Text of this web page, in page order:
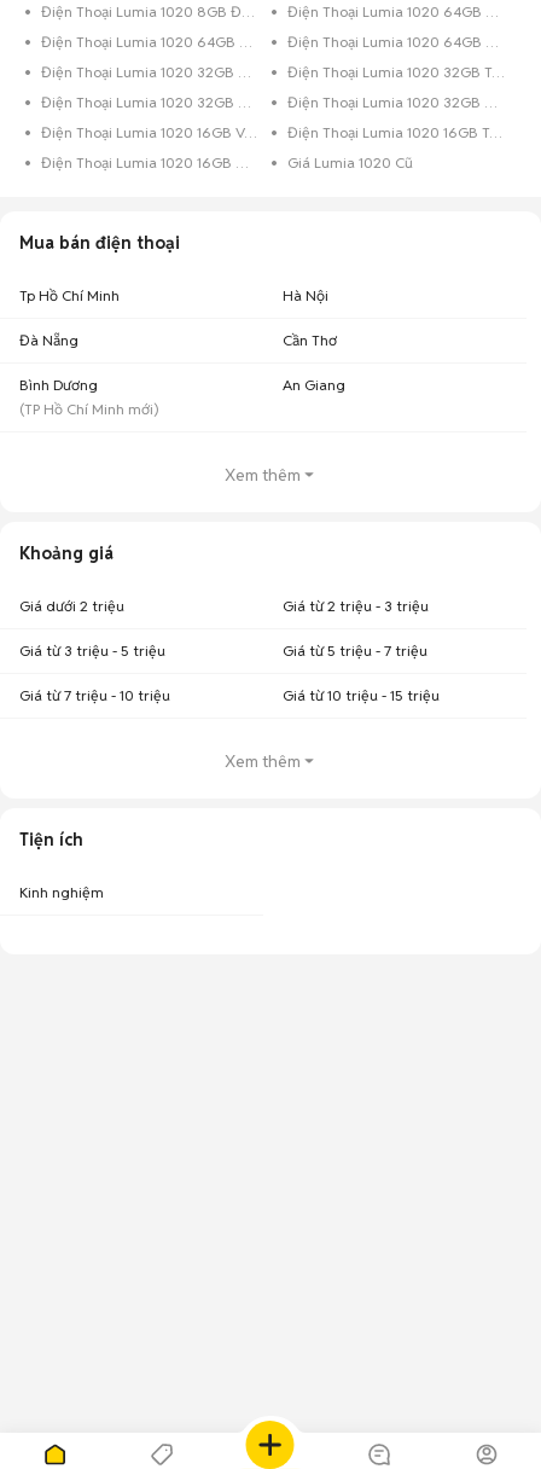
Điện Thoại Lumia 1020 8GB Đen
Điện Thoại Lumia 1020 64GB Xanh Dương
Điện Thoại Lumia 1020 64GB Đen Bóng
Điện Thoại Lumia 1020 64GB Đen
Điện Thoại Lumia 1020 32GB Vàng
Điện Thoại Lumia 1020 32GB Trắng
Điện Thoại Lumia 1020 32GB Đen Bóng
Điện Thoại Lumia 1020 32GB Đen
Điện Thoại Lumia 1020 16GB Vàng
Điện Thoại Lumia 1020 16GB Trắng
Điện Thoại Lumia 1020 16GB Đen
Giá Lumia 1020 Cũ
Mua bán điện thoại
Tp Hồ Chí Minh Hà Nội
Đà Nẵng Cần Thơ
Bình Dương
(TP Hồ Chí Minh mới)
An Giang
Xem thêm
Khoảng giá
Giá dưới 2 triệu Giá từ 2 triệu - 3 triệu
Giá từ 3 triệu - 5 triệu Giá từ 5 triệu - 7 triệu
Giá từ 7 triệu - 10 triệu Giá từ 10 triệu - 15 triệu
Xem thêm
Tiện ích
Kinh nghiệm